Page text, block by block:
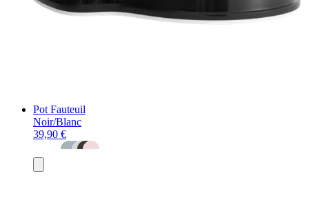
Pot Fauteuil
Noir/Blanc
39,90 €
au